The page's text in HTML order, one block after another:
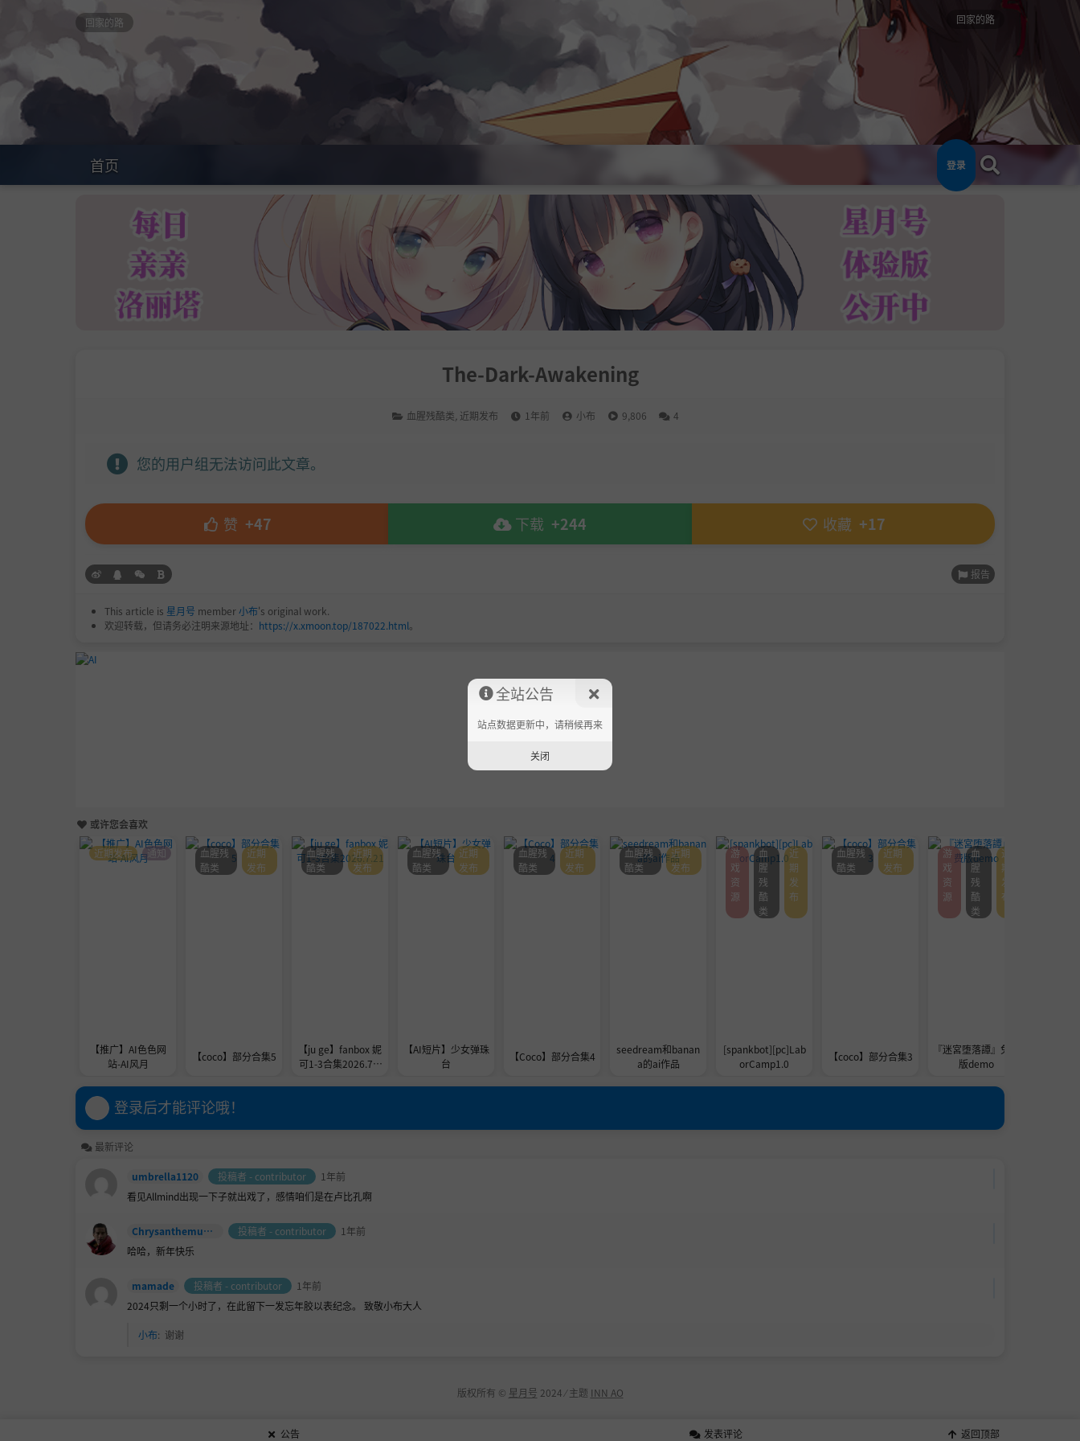
回家的路 回家的路
首页 登录
The-Dark-Awakening
血腥残酷类 近期发布 1年前 小布 9,806 4
您的用户组无法访问此文章。
赞 +47 下载 +244 收藏 +17
报告
This article is 星月号 member小布's original work.
欢迎转载，但请务必注明来源地址： https://x.xmoon.top/187022.html。
或许您会喜欢
【推广】AI色色网
站-AI风月
近期发布 通知
【coco】部分合集5
血腥残
酷类
近期
发布
【ju ge】fanbox 妮
可1-3合集2026.7.2
血腥残
酷类
近期
发布
【AI短片】少女弹珠
台
血腥残
酷类
近期
发布
【Coco】部分合集4
血腥残
酷类
近期
发布
seedream和banan
a的ai作品
血腥残
酷类
近期
发布
[spankbot][pc]Lab
orCamp1.0
游
戏
资
源
血
腥
残
酷
类
近
期
发
布
【coco】部分合集3
血腥残
酷类
近期
发布
『迷宮堕落譚』免费
版demo
游
戏
资
源
血
腥
残
酷
类
近
期
发
布
登录后才能评论哦！
最新评论
umbrella1120 投稿者 - contributor
1年前
看见Allmind出现一下子就出戏了，感情咱们是在卢比孔啊
Chrysanthemum_tea 投稿者 - contributor
1年前
哈哈，新年快乐
mamade 投稿者 - contributor
1年前
2024只剩一个小时了，在此留下一发忘年胶以表纪念。 致敬小布大人
小布: 谢谢
版权所有 © 星月号 2024 ⁄ 主题 INN AO
公告 发表评论 返回顶部
全站公告
站点数据更新中，请稍候再来
关闭